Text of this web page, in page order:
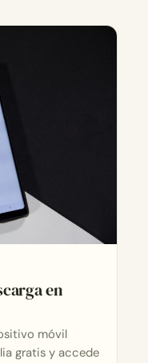
en
móvil
gratis y accede